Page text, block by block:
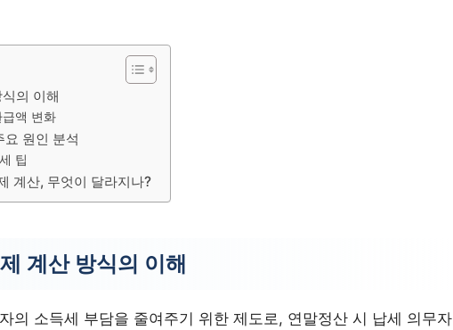
의 이해
액 변화
요 원인 분석
팁
계산, 무엇이 달라지나?
계산 방식의 이해
의 소득세 부담을 줄여주기 위한 제도로, 연말정산 시 납세 의무자